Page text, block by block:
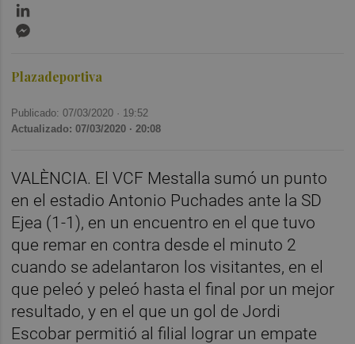
Plazadeportiva
Publicado: 07/03/2020 · 19:52
Actualizado: 07/03/2020 · 20:08
VALÈNCIA. El VCF Mestalla sumó un punto
en el estadio Antonio Puchades ante la SD
Ejea (1-1), en un encuentro en el que tuvo
que remar en contra desde el minuto 2
cuando se adelantaron los visitantes, en el
que peleó y peleó hasta el final por un mejor
resultado, y en el que un gol de Jordi
Escobar permitió al filial lograr un empate